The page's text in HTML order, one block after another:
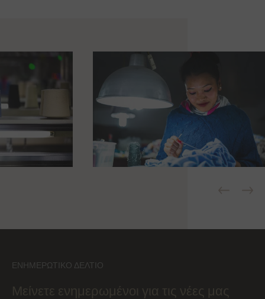
ΕΝΗΜΕΡΩΤΙΚΌ ΔΕΛΤΊΟ
Μείνετε ενημερωμένοι για τις νέες μας